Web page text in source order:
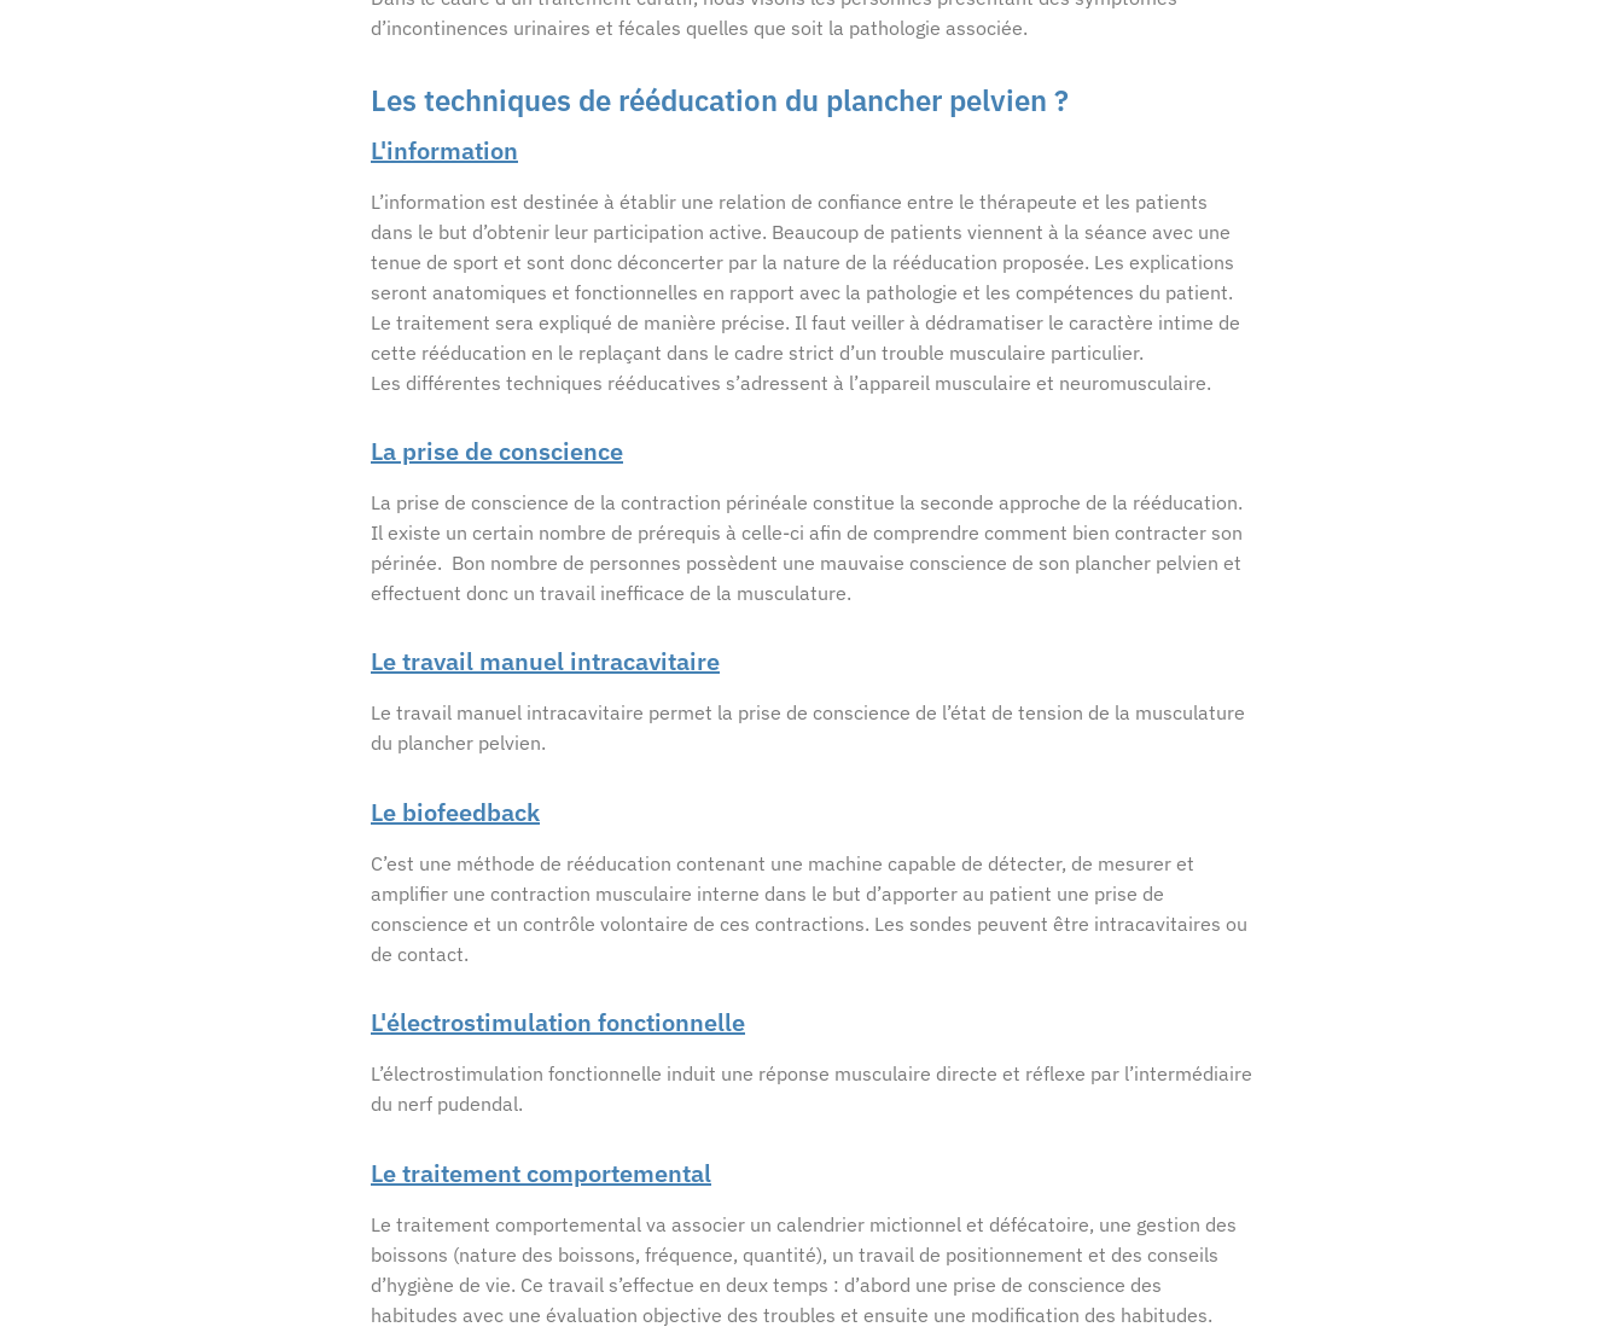
d’incontinences urinaires et fécales quelles que soit la pathologie associée.
Les techniques de rééducation du plancher pelvien ?
L'information
L’information est destinée à établir une relation de confiance entre le thérapeute et les patients
dans le but d’obtenir leur participation active. Beaucoup de patients viennent à la séance avec une
tenue de sport et sont donc déconcerter par la nature de la rééducation proposée. Les explications
seront anatomiques et fonctionnelles en rapport avec la pathologie et les compétences du patient.
Le traitement sera expliqué de manière précise. Il faut veiller à dédramatiser le caractère intime de
cette rééducation en le replaçant dans le cadre strict d’un trouble musculaire particulier.
Les différentes techniques rééducatives s’adressent à l’appareil musculaire et neuromusculaire.
La prise de conscience
La prise de conscience de la contraction périnéale constitue la seconde approche de la rééducation.
Il existe un certain nombre de prérequis à celle-ci afin de comprendre comment bien contracter son
périnée. Bon nombre de personnes possèdent une mauvaise conscience de son plancher pelvien et
effectuent donc un travail inefficace de la musculature.
Le travail manuel intracavitaire
Le travail manuel intracavitaire permet la prise de conscience de l’état de tension de la musculature
du plancher pelvien.
Le biofeedback
C’est une méthode de rééducation contenant une machine capable de détecter, de mesurer et
amplifier une contraction musculaire interne dans le but d’apporter au patient une prise de
conscience et un contrôle volontaire de ces contractions. Les sondes peuvent être intracavitaires ou
de contact.
L'électrostimulation fonctionnelle
L’électrostimulation fonctionnelle induit une réponse musculaire directe et réflexe par l’intermédiaire
du nerf pudendal.
Le traitement comportemental
Le traitement comportemental va associer un calendrier mictionnel et défécatoire, une gestion des
boissons (nature des boissons, fréquence, quantité), un travail de positionnement et des conseils
d’hygiène de vie. Ce travail s’effectue en deux temps : d’abord une prise de conscience des
habitudes avec une évaluation objective des troubles et ensuite une modification des habitudes.